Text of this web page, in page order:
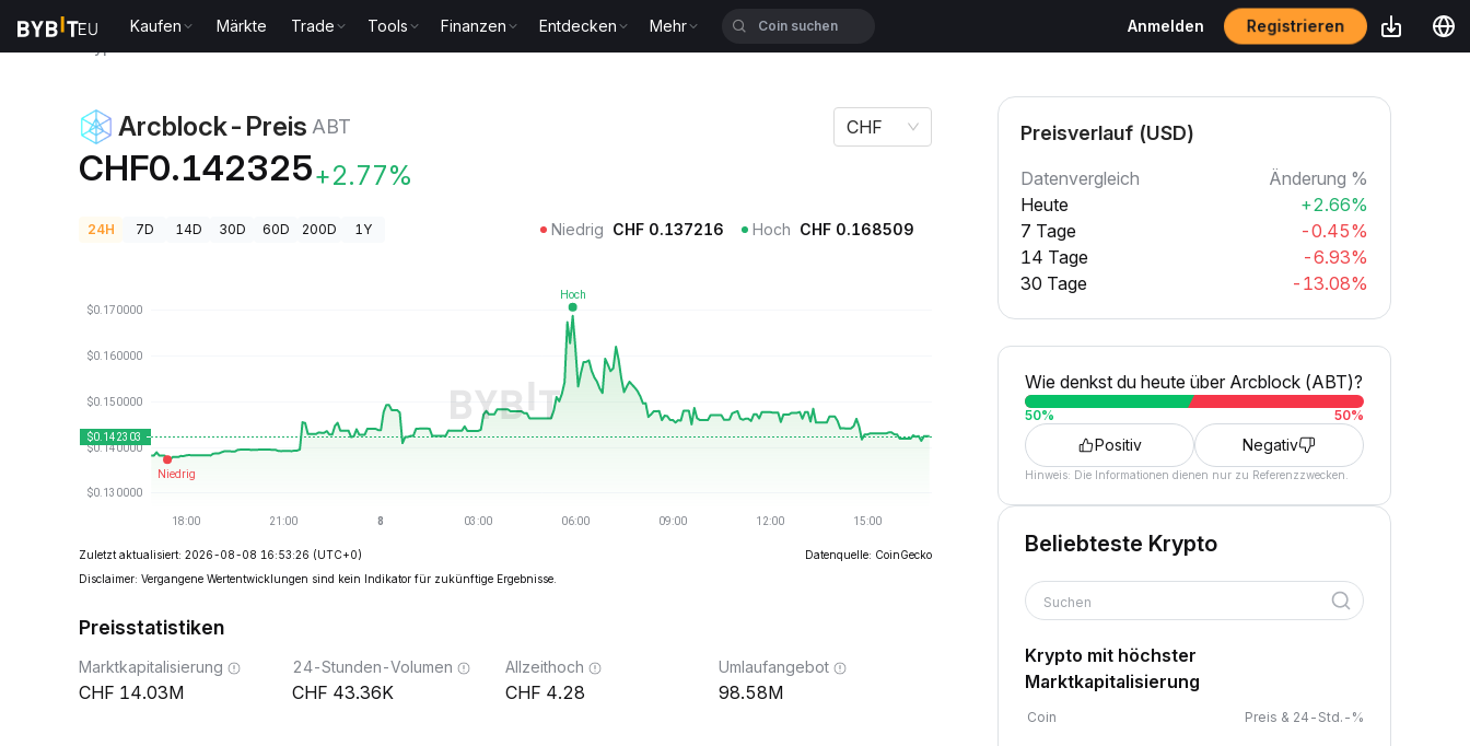
Kaufen Märkte Trade Tools Finanzen Entdecken Mehr Anmelden Registrieren
Arcblock-Preis ABT
CHF0.142325+2.77%
CHF
24H 7D 14D 30D 60D 200D 1Y Niedrig CHF 0.137216 Hoch CHF 0.168509
Zuletzt aktualisiert: 2026-08-08 16:53:26 (UTC+0)
Datenquelle: CoinGecko
Disclaimer: Vergangene Wertentwicklungen sind kein Indikator für zukünftige Ergebnisse.
Preisstatistiken
Marktkapitalisierung
14.03M
24-Stunden-Volumen
43.36K
Allzeithoch
4.28
Umlaufangebot
98.58M
Preisverlauf (USD)
Datenvergleich
Änderung %
Heute
+2.66%
7 Tage
-0.45%
14 Tage
-6.93%
30 Tage
-13.08%
Wie denkst du heute über Arcblock (ABT)?
50% 50%
Positiv Negativ
Hinweis: Die Informationen dienen nur zu Referenzzwecken.
Beliebteste Krypto
Suchen
Krypto mit höchster
Marktkapitalisierung
Coin Preis & 24-Std.-%